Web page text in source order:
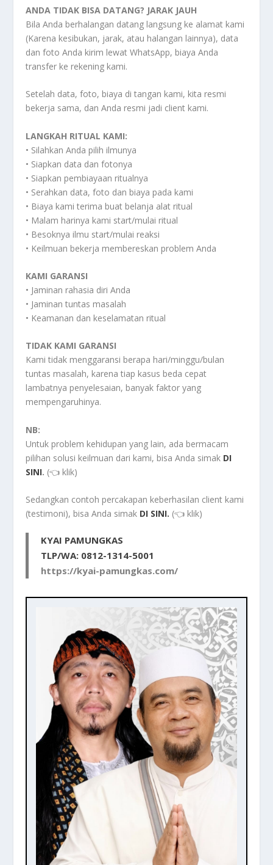
ANDA TIDAK BISA DATANG? JARAK JAUH
Bila Anda berhalangan datang langsung ke alamat kami
(Karena kesibukan, jarak, atau halangan lainnya), data
dan foto Anda kirim lewat WhatsApp, biaya Anda
transfer ke rekening kami.
Setelah data, foto, biaya di tangan kami, kita resmi
bekerja sama, dan Anda resmi jadi client kami.
LANGKAH RITUAL KAMI:
• Silahkan Anda pilih ilmunya
• Siapkan data dan fotonya
• Siapkan pembiayaan ritualnya
• Serahkan data, foto dan biaya pada kami
• Biaya kami terima buat belanja alat ritual
• Malam harinya kami start/mulai ritual
• Besoknya ilmu start/mulai reaksi
• Keilmuan bekerja membereskan problem Anda
KAMI GARANSI
• Jaminan rahasia diri Anda
• Jaminan tuntas masalah
• Keamanan dan keselamatan ritual
TIDAK KAMI GARANSI
Kami tidak menggaransi berapa hari/minggu/bulan
tuntas masalah, karena tiap kasus beda cepat
lambatnya penyelesaian, banyak faktor yang
mempengaruhinya.
NB:
Untuk problem kehidupan yang lain, ada bermacam
pilihan solusi keilmuan dari kami, bisa Anda simak DI
SINI. (👈 klik)
Sedangkan contoh percakapan keberhasilan client kami
(testimoni), bisa Anda simak DI SINI. (👈 klik)
KYAI PAMUNGKAS
TLP/WA: 0812-1314-5001
https://kyai-pamungkas.com/